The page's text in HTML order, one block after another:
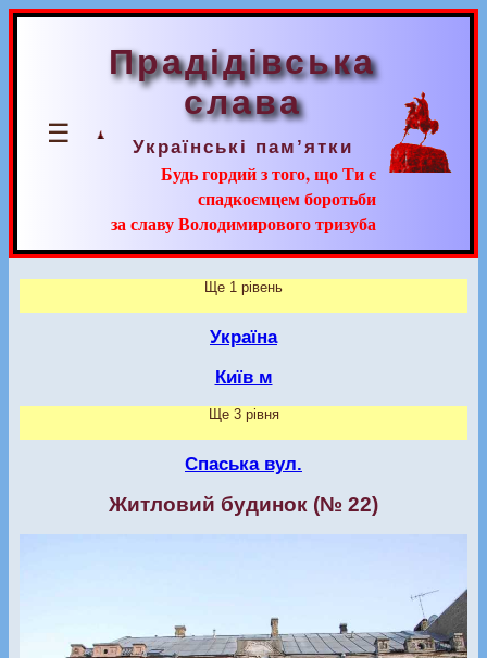
☰
Прадідівська
слава
Українські пам’ятки
Будь гордий з того, що Ти є
спадкоємцем боротьби
за славу Володимирового тризуба
Ще 1 рівень
Україна
Київ м
Ще 3 рівня
Спаська вул.
Житловий будинок (№ 22)